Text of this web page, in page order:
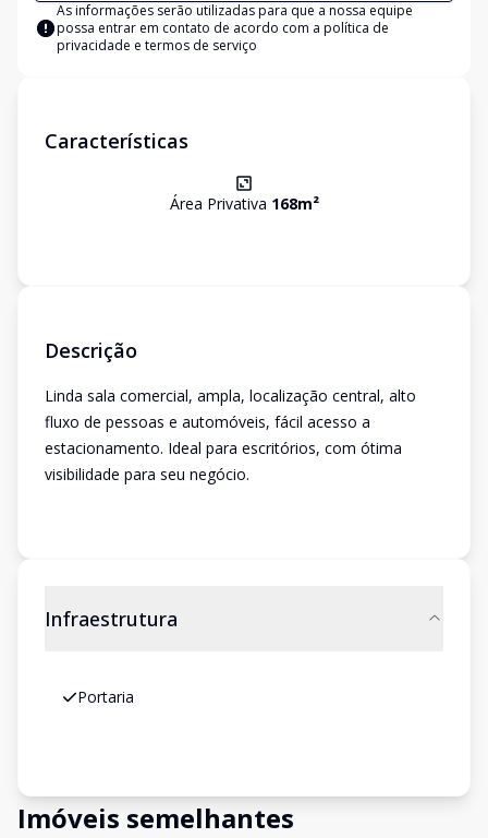
As informações serão utilizadas para que a nossa equipe
possa entrar em contato de acordo com a política de
privacidade e termos de serviço
Características
Área Privativa 168m²
Descrição
Linda sala comercial, ampla, localização central, alto
fluxo de pessoas e automóveis, fácil acesso a
estacionamento. Ideal para escritórios, com ótima
visibilidade para seu negócio.
Infraestrutura
Portaria
Imóveis semelhantes